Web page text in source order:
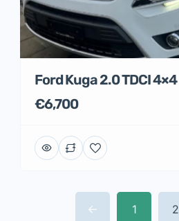
Ford Kuga 2.0 TDCI 4×4
€6,700
1 2